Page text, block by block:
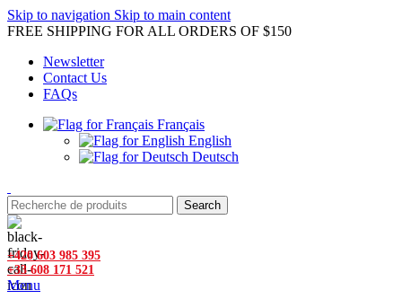
Skip to navigation Skip to main content
FREE SHIPPING FOR ALL ORDERS OF $150
Newsletter
Contact Us
FAQs
Français
English
Deutsch
Search
+420 603 985 395
+33 608 171 521
Menu